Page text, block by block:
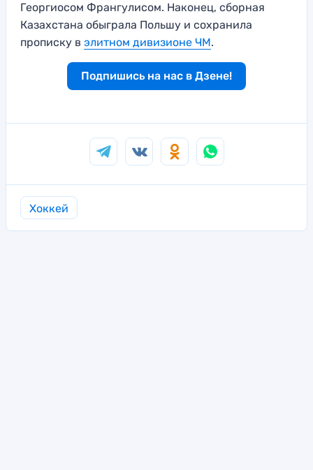
Георгиосом Франгулисом. Наконец, сборная
Казахстана обыграла Польшу и сохранила
прописку в элитном дивизионе ЧМ.
Подпишись на нас в Дзене!
Хоккей